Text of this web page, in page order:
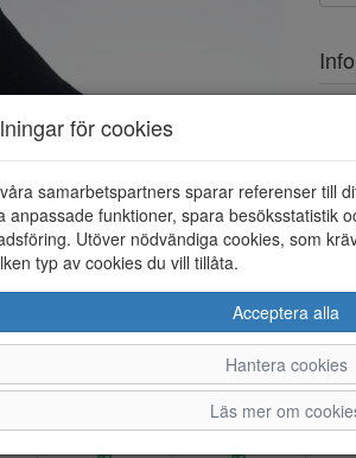
36 37
för cookies
samarbetspartners sparar referenser till
anpassade funktioner, spara besöksstatistik
Utöver nödvändiga cookies, som
typ av cookies du vill tillåta.
Acceptera alla
Hantera cookies
Läs mer om